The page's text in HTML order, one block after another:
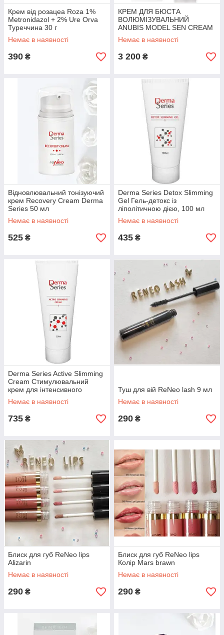
Крем від розацеа Roza 1%
Metronidazol + 2% Ure Orva
Туреччина 30 г
Немає в наявності
390 ₴
КРЕМ ДЛЯ БЮСТА
ВОЛЮМІЗУВАЛЬНИЙ
ANUBIS MODEL SEN CREAM
500 мл
Немає в наявності
3 200 ₴
Відновлювальний тонізуючий
крем Recovery Cream Derma
Series 50 мл
Немає в наявності
525 ₴
Derma Series Detox Slimming
Gel Гель-детокс із
ліполітичною дією, 100 мл
Немає в наявності
435 ₴
Derma Series Active Slimming
Cream Стимулювальний
крем для інтенсивного
схуднення, 250 мл
Немає в наявності
735 ₴
Туш для вій ReNeo lash 9 мл
Немає в наявності
290 ₴
Блиск для губ ReNeo lips
Alizarin
Немає в наявності
290 ₴
Блиск для губ ReNeo lips
Колір Mars brawn
Немає в наявності
290 ₴